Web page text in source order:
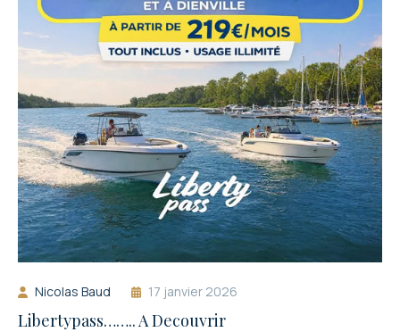
Nicolas Baud 17 janvier 2026
Libertypass…….. A Decouvrir